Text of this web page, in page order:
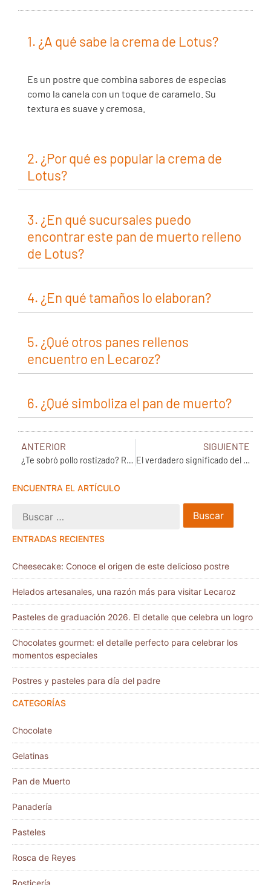
1. ¿A qué sabe la crema de Lotus?
Es un postre que combina sabores de especias
como la canela con un toque de caramelo. Su
textura es suave y cremosa.
2. ¿Por qué es popular la crema de
Lotus?
3. ¿En qué sucursales puedo
encontrar este pan de muerto relleno
de Lotus?
4. ¿En qué tamaños lo elaboran?
5. ¿Qué otros panes rellenos
encuentro en Lecaroz?
6. ¿Qué simboliza el pan de muerto?
ANTERIOR
¿Te sobró pollo rostizado? Recetas que puedes hacer para aprovecharlo
SIGUIENTE
El verdadero significado del pan de muerto dentro de la ofrenda
ENCUENTRA EL ARTÍCULO
ENTRADAS RECIENTES
Cheesecake: Conoce el origen de este delicioso postre
Helados artesanales, una razón más para visitar Lecaroz
Pasteles de graduación 2026. El detalle que celebra un logro
Chocolates gourmet: el detalle perfecto para celebrar los
momentos especiales
Postres y pasteles para día del padre
CATEGORÍAS
Chocolate
Gelatinas
Pan de Muerto
Panadería
Pasteles
Rosca de Reyes
Rosticería